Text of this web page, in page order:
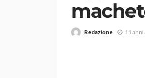
Redazione 11 anni